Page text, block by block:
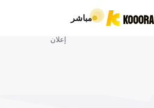
مباشر
إعلان